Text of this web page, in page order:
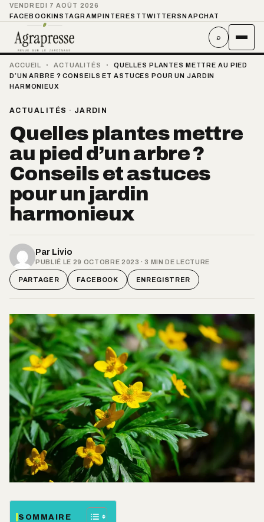
VENDREDI 7 AOÛT 2026
FACEBOOKINSTAGRAMPINTEREST TWITTER SNAPCHAT
⌕
ACCUEIL › ACTUALITÉS ›
QUELLES PLANTES METTRE AU PIED
D’UN ARBRE ? CONSEILS ET ASTUCES POUR UN JARDIN
HARMONIEUX
ACTUALITÉS · JARDIN
Quelles plantes mettre
au pied d’un arbre ?
Conseils et astuces
pour un jardin
harmonieux
Par Livio
PUBLIÉ LE 29 OCTOBRE 2023 · 3 MIN DE LECTURE
PARTAGER FACEBOOK ENREGISTRER
SOMMAIRE